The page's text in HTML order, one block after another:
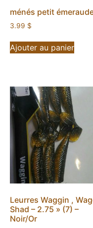
ménés petit
3.99 $
Ajouter au panier
Leurres Waggin ,
Shad – 2.75 » (7) –
Noir/Or